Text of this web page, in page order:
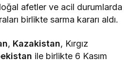
afetler ve acil durumlarda
birlikte sarma kararı aldı.
, Kazakistan, Kırgız
ile birlikte 6 Kasım